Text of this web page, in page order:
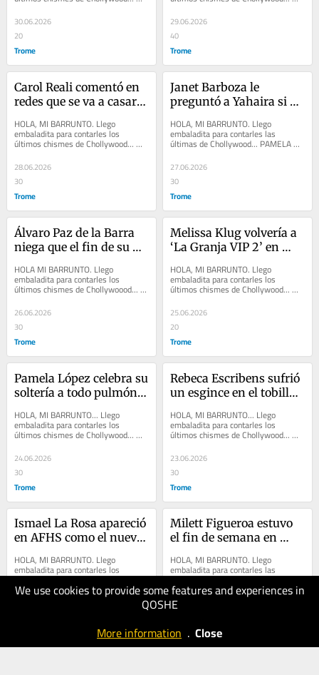
We use cookies to provide some features and experiences in
QOSHE
More information . Close
MARISOL RAMÍREZ, la ‘Faraona de la
cumbia’, no fue...
30.06.2026
20
Trome
PAMELA LÓPEZ tuvo ayer un
reencuentro con sus seguidoras y...
29.06.2026
40
Trome
Carol Reali comentó en
redes que se va a casar
el actor André Bankoff
HOLA, MI BARRUNTO. Llego
embaladita para contarles los
últimos chismes de Chollywood...
CAROL REALI, ‘CACHAZA’, luego de
anunciar que se...
28.06.2026
30
Trome
Janet Barboza le
preguntó a Yahaira si
trabajaban o los seguía
apoyando
HOLA, MI BARRUNTO. Llego
embaladita para contarles las
últimas de Chollywood... PAMELA
LÓPEZ le dio su vuelto a PATI
LORENA, quien la mandó al...
27.06.2026
30
Trome
Álvaro Paz de la Barra
niega que el fin de su
Cifuentes fuera por una
tercera persona
HOLA MI BARRUNTO. Llego
embaladita para contarles los
últimos chismes de Chollywoood...
JANET BARBOZA se pasó de fría y le
preguntó a YAHAIRA...
26.06.2026
30
Trome
Melissa Klug volvería a
‘La Granja VIP 2’ en
Panamericana
Televisión
HOLA, MI BARRUNTO. Llego
embaladita para contarles los
últimos chismes de Chollywood...
MELISSA KLUG sería otra vez una de
las integrantes de ‘La...
25.06.2026
20
Trome
Pamela López celebra su
soltería a todo pulmón y
discoteca
HOLA, MI BARRUNTO... Llego
embaladita para contarles los
últimos chismes de Chollywood...
PAMELA LÓPEZ celebra a todo
pulmón su soltería pues...
24.06.2026
30
Trome
Rebeca Escribens sufrió
un esgince en el tobillo
los ensayos del musical
‘Mama mía’
HOLA, MI BARRUNTO... Llego
embaladita para contarles los
últimos chismes de Chollywood...
MELISSA KLUG contó que su relación
con JESÚS BARCO está...
23.06.2026
30
Trome
Ismael La Rosa apareció
en AFHS como el nuevo
personaje de Virna
Flores
HOLA, MI BARRUNTO. Llego
embaladita para contarles los
últimos ‘chismes’ de Chollywood...
KAREN DEJO fue eliminada de ‘Esto
es guerra’ y al...
Milett Figueroa estuvo
el fin de semana en
Chulucanas
HOLA, MI BARRUNTO. Llego
embaladita para contarles las
últimas de Chollywood... El conductor
CARLOS GALDÓS recordó que hace
un par de décadas...
21.06.2026
Trome